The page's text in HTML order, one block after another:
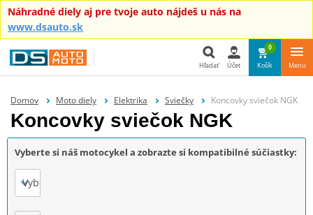
Náhradné diely aj pre tvoje auto nájdeš u nás na
www.dsauto.sk
Hľadať
Hľadať Účet
0
Košík Menu
Domov Moto diely Elektrika Sviečky Koncovky sviečok NGK
Koncovky sviečok NGK
Vyberte si náš motocykel a zobrazte si kompatibilné súčiastky:
Vyberte